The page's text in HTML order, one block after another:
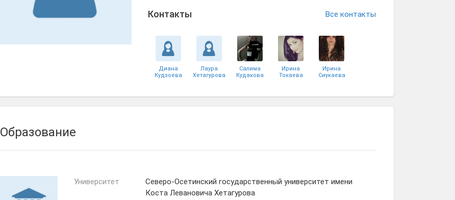
Контакты Все контакты
Диана
Кудзоева
Лаура
Хетагурова
Салима
Кудакова
Ирина
Токаева
Ирина
Сиукаева
Образование
Университет
Северо-Осетинский государственный университет имени
Коста Левановича Хетагурова